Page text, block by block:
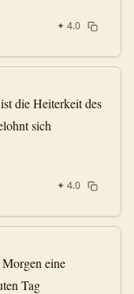
✦ 4.0
die Heiterkeit des
sich
✦ 4.0
eine
Tag